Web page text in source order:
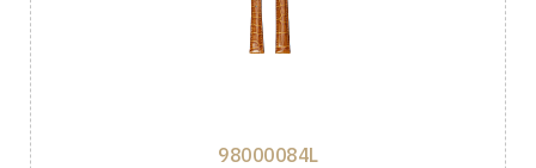
98000084L